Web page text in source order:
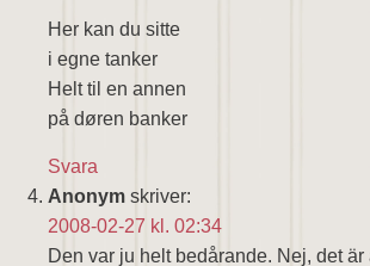
Her kan du sitte
i egne tanker
Helt til en annen
på døren banker
Svara
Anonym skriver:
2008-02-27 kl. 02:34
Den var ju helt bedårande. Nej, det